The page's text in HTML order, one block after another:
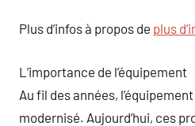
Plus d’infos à propos de plus
L’importance de l’équipement
Au fil des années,
modernisé. Aujourd’hui, ces